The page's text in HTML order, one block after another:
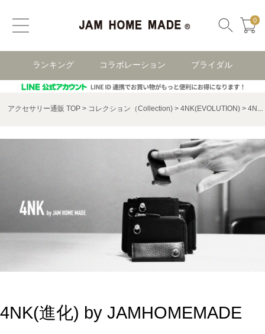
0
ランキング コラボレーション ブライダル
アクセサリー通販 TOP コレクション（Collection) 4NK(EVOLUTION) 4NK（進化）キャッシュレスウォレット
4NK(進化) by JAMHOMEMADE